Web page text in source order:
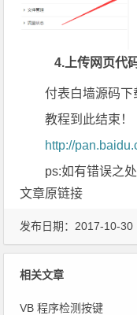
4.上传网页代
付表白墙源码
教程到此结束！
http://
ps:如有错误之
文章原链接
发布日期：2017-10-30
相关文章
VB 程序检测按键